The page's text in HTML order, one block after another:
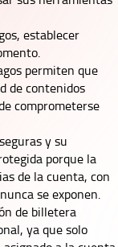
establecer
permiten que
de contenidos
comprometerse
y su
porque la
de la cuenta, con
se exponen.
de billetera
ya que solo